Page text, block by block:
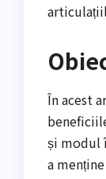
În acest
și modul
a